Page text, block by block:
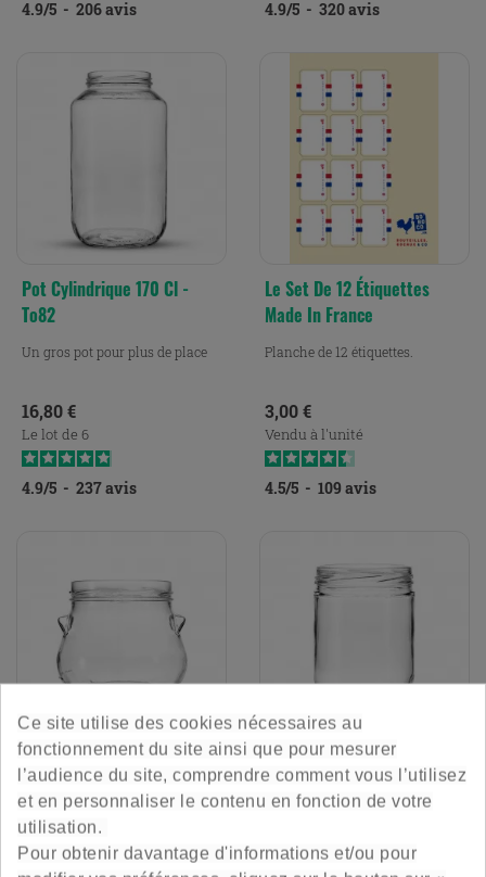
4.9/5 - 206avis 4.9/5 - 320avis
Pot Cylindrique 170 Cl -
To82
Un gros pot pour plus de place
Prix
16,80 €
Le lot de 6
4.9/5 - 237avis
Le Set De 12 Étiquettes
Made In France
Planche de 12 étiquettes.
Prix
3,00 €
Vendu à l'unité
4.5/5 - 109 avis
Marmite 85 Cl - To100
Originale &amp; esthétique
Pot Standard 45 Cl - To82
préparations
Ce site utilise des cookies nécessaires au
fonctionnement du site ainsi que pour mesurer
l’audience du site, comprendre comment vous l’utilisez
et en personnaliser le contenu en fonction de votre
utilisation.
Pour obtenir davantage d'informations et/ou pour